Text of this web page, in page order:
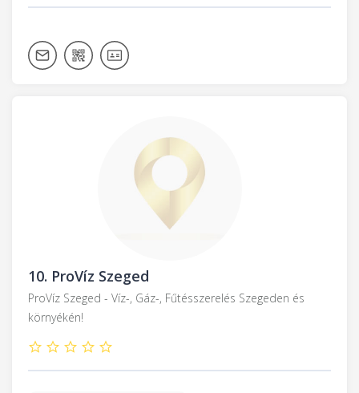
10. ProVíz Szeged
ProVíz Szeged - Víz-, Gáz-, Fűtésszerelés Szegeden és
környékén!